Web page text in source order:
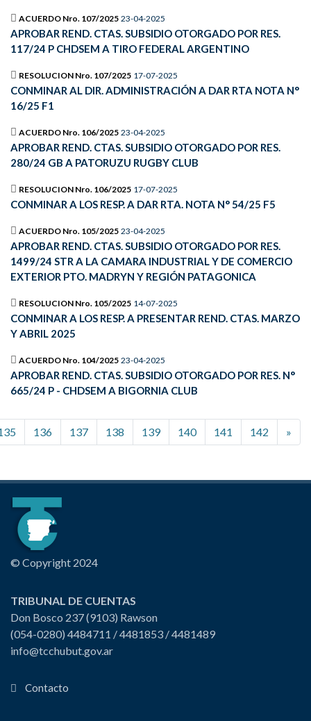
ACUERDO Nro. 107/2025 23-04-2025
APROBAR REND. CTAS. SUBSIDIO OTORGADO POR RES.
117/24 P CHDSEM A TIRO FEDERAL ARGENTINO
RESOLUCION Nro. 107/2025 17-07-2025
CONMINAR AL DIR. ADMINISTRACIÓN A DAR RTA NOTA N°
16/25 F1
ACUERDO Nro. 106/2025 23-04-2025
APROBAR REND. CTAS. SUBSIDIO OTORGADO POR RES.
280/24 GB A PATORUZU RUGBY CLUB
RESOLUCION Nro. 106/2025 17-07-2025
CONMINAR A LOS RESP. A DAR RTA. NOTA N° 54/25 F5
ACUERDO Nro. 105/2025 23-04-2025
APROBAR REND. CTAS. SUBSIDIO OTORGADO POR RES.
1499/24 STR A LA CAMARA INDUSTRIAL Y DE COMERCIO
EXTERIOR PTO. MADRYN Y REGIÓN PATAGONICA
RESOLUCION Nro. 105/2025 14-07-2025
CONMINAR A LOS RESP. A PRESENTAR REND. CTAS. MARZO
Y ABRIL 2025
ACUERDO Nro. 104/2025 23-04-2025
APROBAR REND. CTAS. SUBSIDIO OTORGADO POR RES. N°
665/24 P - CHDSEM A BIGORNIA CLUB
136 137 138 139 140 141 142 »
© Copyright 2024
TRIBUNAL DE CUENTAS
Don Bosco 237 (9103) Rawson
(054-0280) 4484711 / 4481853 / 4481489
info@tcchubut.gov.ar
Contacto